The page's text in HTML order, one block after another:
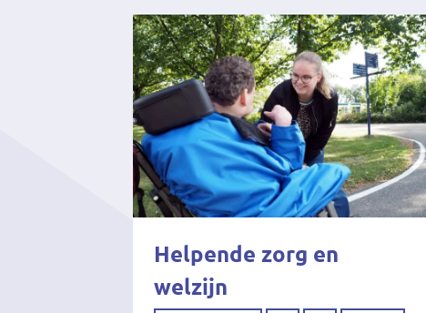
Helpende zorg en
welzijn